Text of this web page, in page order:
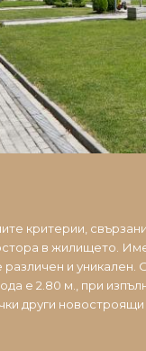
критерии,
в жилището.
различен и уникален.
е 2.80 м., при
други новостроящи